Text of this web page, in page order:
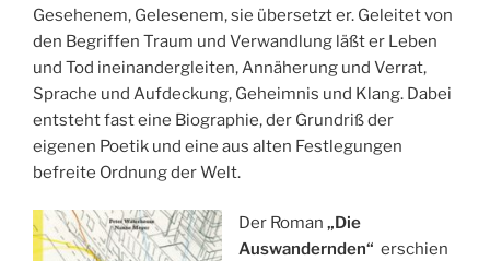
Gesehenem, Gelesenem, sie übersetzt er. Geleitet von
den Begriffen Traum und Verwandlung läßt er Leben
und Tod ineinandergleiten, Annäherung und Verrat,
Sprache und Aufdeckung, Geheimnis und Klang. Dabei
entsteht fast eine Biographie, der Grundriß der
eigenen Poetik und eine aus alten Festlegungen
befreite Ordnung der Welt.
Der Roman „Die
Auswandernden“ erschien